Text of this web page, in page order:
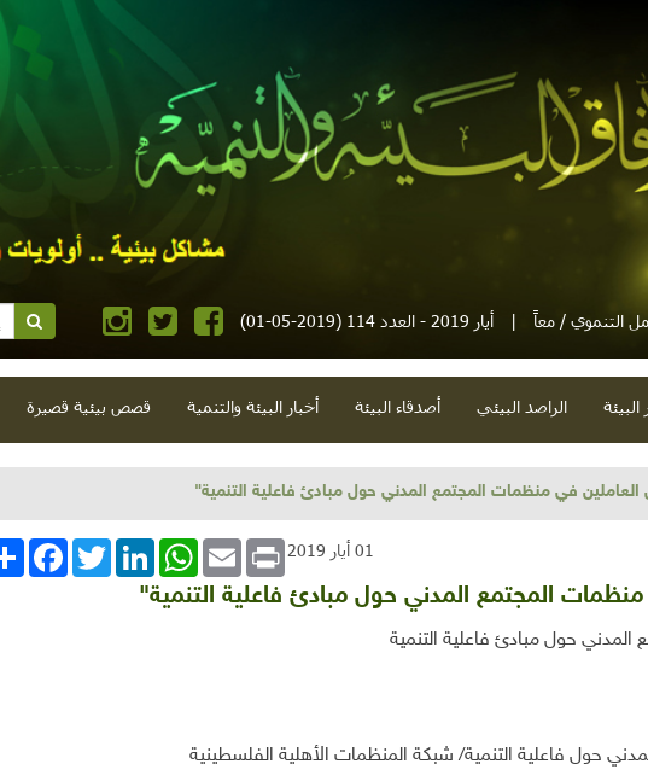
التنموي / معاً | أيار 2019 - العدد 114 (2019-05-01)
البيئة الراصد البيئي أصدقاء البيئة أخبار البيئة والتنمية قصص بيئية قصيرة
انشر
FacebookTwitterLinkedInWhatsApp Email Print 01 أيار 2019
المجتمع المدني حول مبادئ فاعلية التنمية"
حول مبادئ فاعلية التنمية
حول فاعلية التنمية/ شبكة المنظمات الأهلية الفلسطينية